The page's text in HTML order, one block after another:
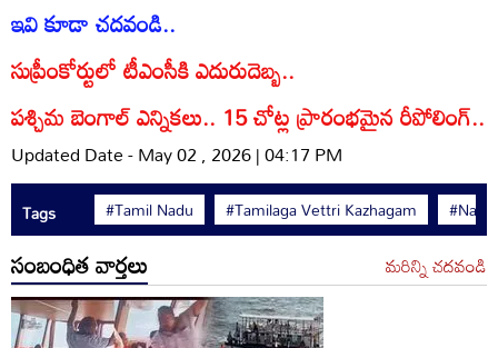
ఇవి కూడా చదవండి..
సుప్రీంకోర్టులో టీఎంసీకి ఎదురుదెబ్బ..
పశ్చిమ బెంగాల్ ఎన్నికలు.. 15 చోట్ల ప్రారంభమైన రీపోలింగ్..
Updated Date - May 02 , 2026 | 04:17 PM
Tags #Tamil Nadu #Tamilaga Vettri Kazhagam
సంబంధిత వార్తలు మరిన్ని చదవండి